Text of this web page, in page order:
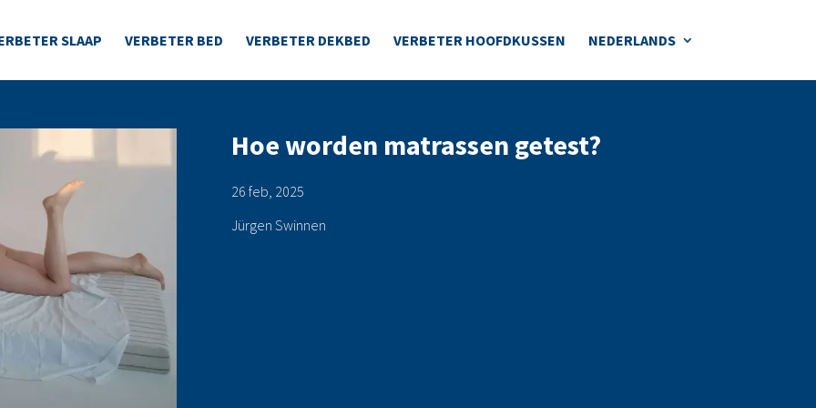
SLAAP VERBETER BED VERBETER DEKBED VERBETER HOOFDKUSSEN NEDERLANDS
Hoe worden matrassen getest?
26 feb, 2025
Jürgen Swinnen